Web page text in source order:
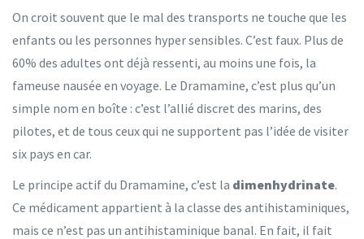
On croit souvent que le mal des transports ne touche que les
enfants ou les personnes hyper sensibles. C’est faux. Plus de
60% des adultes ont déjà ressenti, au moins une fois, la
fameuse nausée en voyage. Le Dramamine, c’est plus qu’un
simple nom en boîte : c’est l’allié discret des marins, des
pilotes, et de tous ceux qui ne supportent pas l’idée de visiter
six pays en car.
Le principe actif du Dramamine, c’est la dimenhydrinate.
Ce médicament appartient à la classe des antihistaminiques,
mais ce n’est pas un antihistaminique banal. En fait, il fait